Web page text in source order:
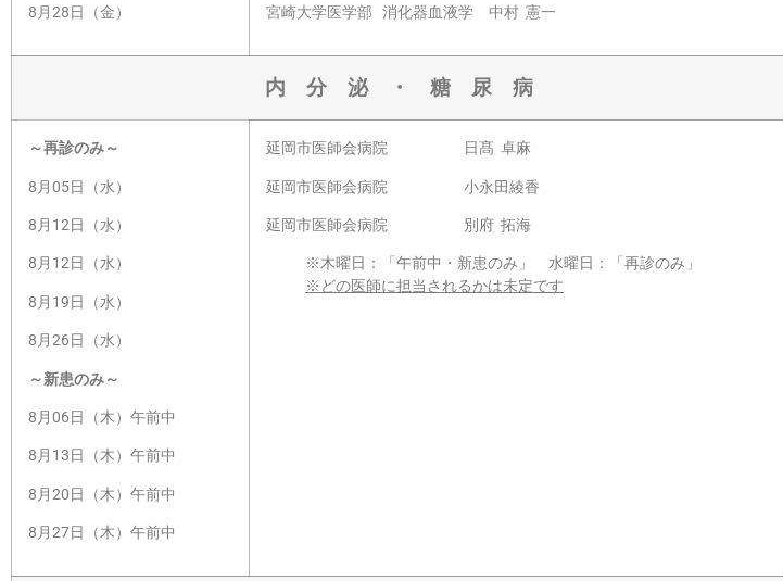
8月28日（金） 宮崎大学医学部 消化器血液学 中村 憲一
内 分 泌 ・ 糖 尿 病
～再診のみ～
8月05日（水）
8月12日（水）
8月12日（水）
8月19日（水）
8月26日（水）
～新患のみ～
8月06日（木）午前中
8月13日（木）午前中
8月20日（木）午前中
8月27日（木）午前中
延岡市医師会病院 日髙 卓麻
延岡市医師会病院 小永田綾香
延岡市医師会病院 別府 拓海
※木曜日：「午前中・新患のみ」 水曜日：「再診のみ」
※どの医師に担当されるかは未定です